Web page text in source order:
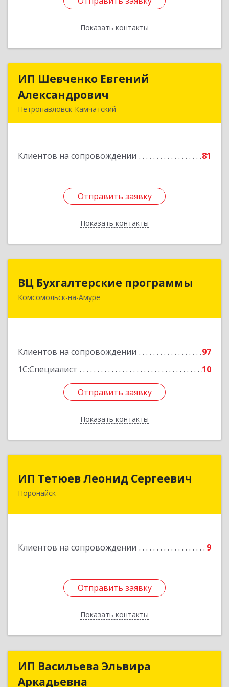
Показать контакты
Назад
ИП Шевченко Евгений
Александрович
Петропавловск-Камчатский
Клиентов на сопровождении 81
Отправить заявку
Показать контакты
ИП Шевченко Евгений
Отправить заявку
Назад
ВЦ Бухгалтерские программы
Комсомольск-на-Амуре
Клиентов на сопровождении
97
1С:Специалист
10
Отправить заявку
Показать контакты
681000, Хабаровский край, Комсомольск-на-
Отправить заявку
Назад
ИП Тетюев Леонид Сергеевич
Поронайск
Клиентов на сопровождении 9
Отправить заявку
Показать контакты
694242, Сахалинская обл, Поронайск г, Фрунзе
Отправить заявку
Назад
ИП Васильева Эльвира
Аркадьевна
ИП Васильева Эльвира